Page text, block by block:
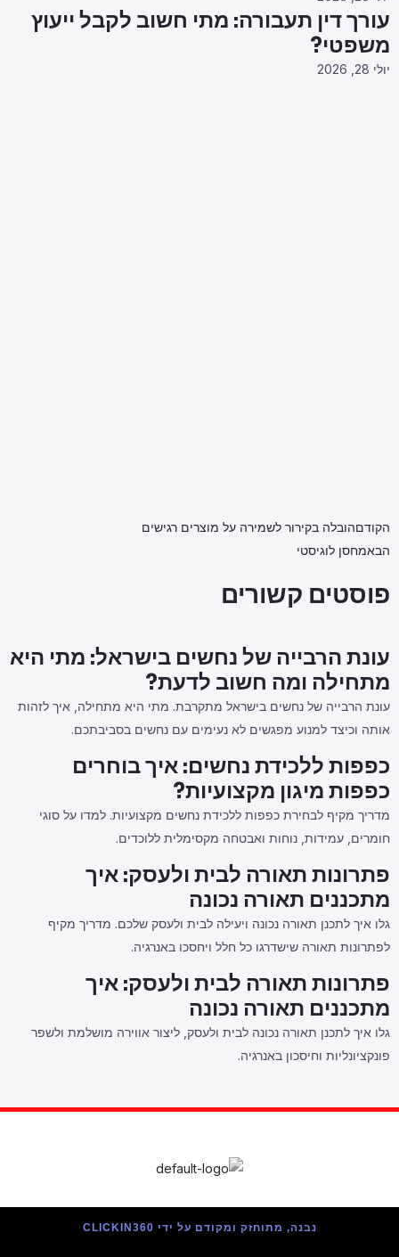
עורך דין תעבורה: מתי חשוב לקבל ייעוץ
משפטי?
יולי 28, 2026
הקודםהובלה בקירור לשמירה על מוצרים רגישים
הבאמחסן לוגיסטי
פוסטים קשורים
עונת הרבייה של נחשים בישראל: מתי היא
מתחילה ומה חשוב לדעת?
עונת הרבייה של נחשים בישראל מתקרבת. מתי היא מתחילה, איך לזהות
אותה וכיצד למנוע מפגשים לא נעימים עם נחשים בסביבתכם.
כפפות ללכידת נחשים: איך בוחרים
כפפות מיגון מקצועיות?
מדריך מקיף לבחירת כפפות ללכידת נחשים מקצועיות. למדו על סוגי
חומרים, עמידות, נוחות ואבטחה מקסימלית ללוכדים.
פתרונות תאורה לבית ולעסק: איך
מתכננים תאורה נכונה
גלו איך לתכנן תאורה נכונה ויעילה לבית ולעסק שלכם. מדריך מקיף
לפתרונות תאורה שישדרגו כל חלל ויחסכו באנרגיה.
פתרונות תאורה לבית ולעסק: איך
מתכננים תאורה נכונה
גלו איך לתכנן תאורה נכונה לבית ולעסק, ליצור אווירה מושלמת ולשפר
פונקציונליות וחיסכון באנרגיה.
נבנה, מתוחזק ומקודם על ידי CLICKIN360